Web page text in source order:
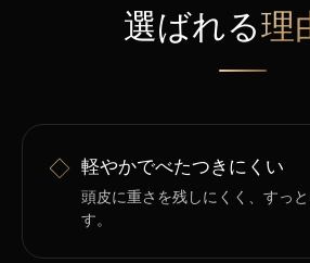
選ばれる理
◇ 軽やかでべたつきにくい
頭皮に重さを残しにくく、すっ
す。